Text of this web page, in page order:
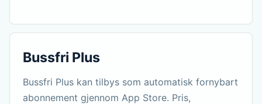
Bussfri Plus
Bussfri Plus kan tilbys som automatisk fornybart
abonnement gjennom App Store. Pris,